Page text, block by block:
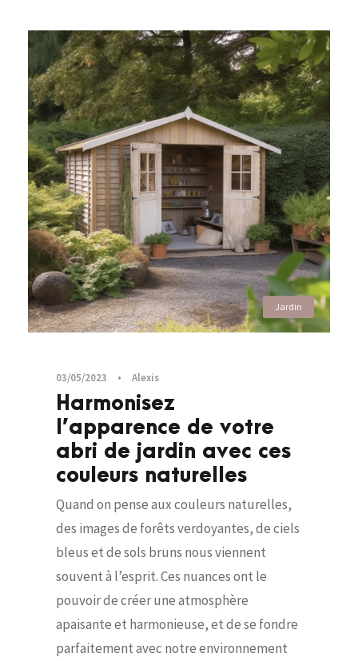
Jardin
03/05/2023 • Alexis
Harmonisez
l’apparence de votre
abri de jardin avec ces
couleurs naturelles
Quand on pense aux couleurs naturelles,
des images de forêts verdoyantes, de ciels
bleus et de sols bruns nous viennent
souvent à l’esprit. Ces nuances ont le
pouvoir de créer une atmosphère
apaisante et harmonieuse, et de se fondre
parfaitement avec notre environnement